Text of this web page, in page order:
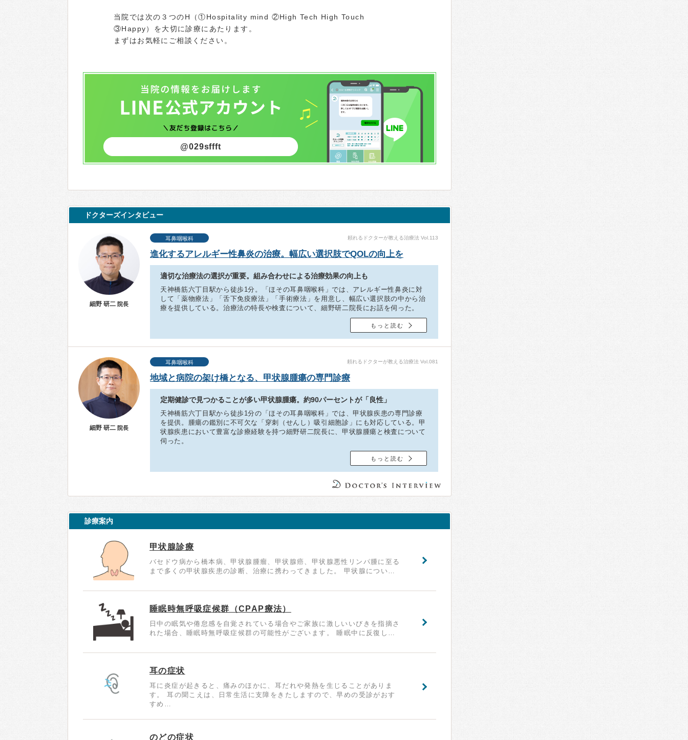
当院では次の３つのH（①Hospitality mind ②High Tech High Touch
③Happy）を大切に診療にあたります。
まずはお気軽にご相談ください。
@029sffft
ドクターズインタビュー
細野 研二 院長
頼れるドクターが教える治療法 Vol.113
耳鼻咽喉科
進化するアレルギー性鼻炎の治療。幅広い選択肢でQOLの向上を
適切な治療法の選択が重要。組み合わせによる治療効果の向上も
天神橋筋六丁目駅から徒歩1分。「ほその耳鼻咽喉科」では、アレルギー性鼻炎に対
して「薬物療法」「舌下免疫療法」「手術療法」を用意し、幅広い選択肢の中から治
療を提供している。治療法の特長や検査について、細野研二院長にお話を伺った。
もっと読む
細野 研二 院長
頼れるドクターが教える治療法 Vol.081
耳鼻咽喉科
地域と病院の架け橋となる、甲状腺腫瘍の専門診療
定期健診で見つかることが多い甲状腺腫瘍。約90パーセントが「良性」
天神橋筋六丁目駅から徒歩1分の「ほその耳鼻咽喉科」では、甲状腺疾患の専門診療
を提供。腫瘍の鑑別に不可欠な「穿刺（せんし）吸引細胞診」にも対応している。甲
状腺疾患において豊富な診療経験を持つ細野研二院長に、甲状腺腫瘍と検査について
伺った。
もっと読む
診療案内
甲状腺診療
バセドウ病から橋本病、甲状腺腫瘤、甲状腺癌、甲状腺悪性リンパ腫に至る
まで多くの甲状腺疾患の診断、治療に携わってきました。 甲状腺につい…
睡眠時無呼吸症候群（CPAP療法）
日中の眠気や倦怠感を自覚されている場合やご家族に激しいいびきを指摘さ
れた場合、睡眠時無呼吸症候群の可能性がございます。 睡眠中に反復し…
耳の症状
耳に炎症が起きると、痛みのほかに、耳だれや発熱を生じることがありま
す。 耳の聞こえは、日常生活に支障をきたしますので、早めの受診がおす
すめ…
のどの症状